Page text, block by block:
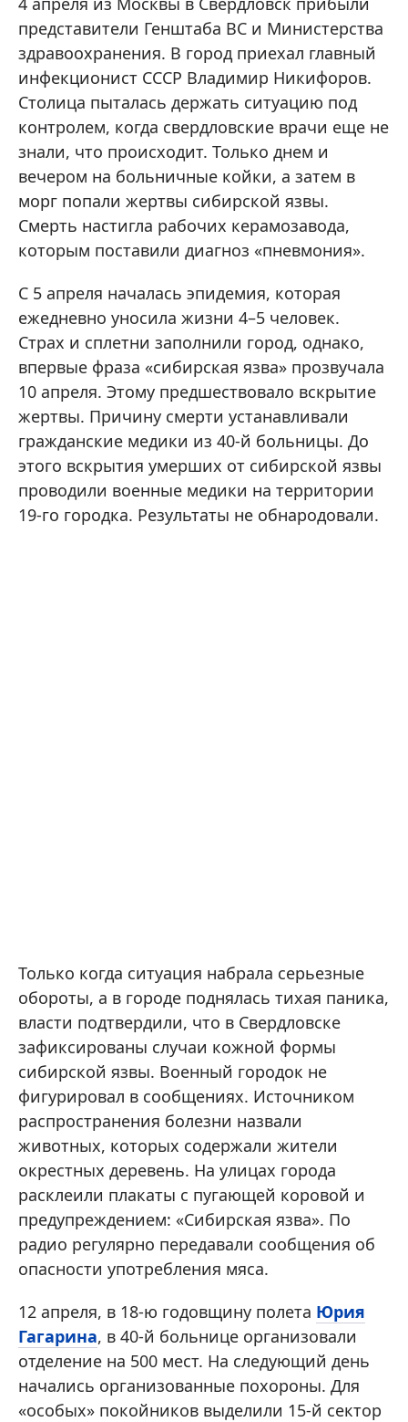
представители Генштаба ВС и Министерства
здравоохранения. В город приехал главный
инфекционист СССР Владимир Никифоров.
Столица пыталась держать ситуацию под
контролем, когда свердловские врачи еще не
знали, что происходит. Только днем и
вечером на больничные койки, а затем в
морг попали жертвы сибирской язвы.
Смерть настигла рабочих керамозавода,
которым поставили диагноз «пневмония».
С 5 апреля началась эпидемия, которая
ежедневно уносила жизни 4–5 человек.
Страх и сплетни заполнили город, однако,
впервые фраза «сибирская язва» прозвучала
10 апреля. Этому предшествовало вскрытие
жертвы. Причину смерти устанавливали
гражданские медики из 40-й больницы. До
этого вскрытия умерших от сибирской язвы
проводили военные медики на территории
19-го городка. Результаты не обнародовали.
Только когда ситуация набрала серьезные
обороты, а в городе поднялась тихая паника,
власти подтвердили, что в Свердловске
зафиксированы случаи кожной формы
сибирской язвы. Военный городок не
фигурировал в сообщениях. Источником
распространения болезни назвали
животных, которых содержали жители
окрестных деревень. На улицах города
расклеили плакаты с пугающей коровой и
предупреждением: «Сибирская язва». По
радио регулярно передавали сообщения об
опасности употребления мяса.
12 апреля, в 18-ю годовщину полета Юрия
Гагарина, в 40-й больнице организовали
отделение на 500 мест. На следующий день
начались организованные похороны. Для
«особых» покойников выделили 15-й сектор